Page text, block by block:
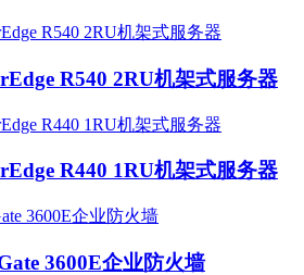
R540 2RU机架式服务器
R440 1RU机架式服务器
3600E企业防火墙